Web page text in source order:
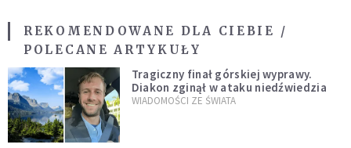
REKOMENDOWANE DLA CIEBIE /
POLECANE ARTYKUŁY
Tragiczny finał górskiej wyprawy.
Diakon zginął w ataku niedźwiedzia
WIADOMOŚCI ZE ŚWIATA